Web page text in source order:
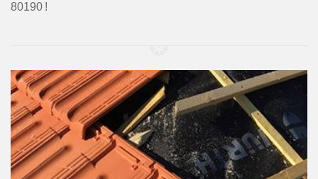
80190 !